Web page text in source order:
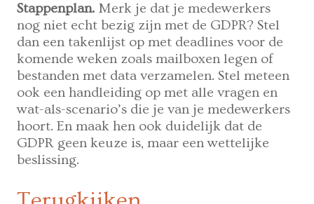
Stappenplan. Merk je dat je medewerkers
nog niet echt bezig zijn met de GDPR? Stel
dan een takenlijst op met deadlines voor de
komende weken zoals mailboxen legen of
bestanden met data verzamelen. Stel meteen
ook een handleiding op met alle vragen en
wat-als-scenario’s die je van je medewerkers
hoort. En maak hen ook duidelijk dat de
GDPR geen keuze is, maar een wettelijke
beslissing.